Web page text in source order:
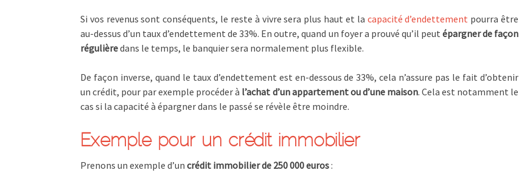
Si vos revenus sont conséquents, le reste à vivre sera plus haut et la capacité d’endettement pourra être
au-dessus d’un taux d’endettement de 33%. En outre, quand un foyer a prouvé qu’il peut épargner de façon
régulièredans le temps, le banquier sera normalement plus flexible.
De façon inverse, quand le taux d’endettement est en-dessous de 33%, cela n’assure pas le fait d’obtenir
un crédit, pour par exemple procéder à l’achat d’un appartement ou d’une maison. Cela est notamment le
cas si la capacité à épargner dans le passé se révèle être moindre.
Exemple pour un crédit immobilier
Prenons un exemple d’un crédit immobilier de 250 000 euros: